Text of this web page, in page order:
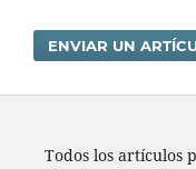
ENVIAR UN
Todos los artí­culos